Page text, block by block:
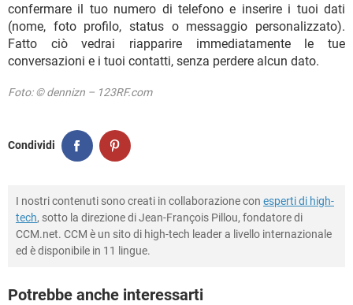
confermare il tuo numero di telefono e inserire i tuoi dati
(nome, foto profilo, status o messaggio personalizzato).
Fatto ciò vedrai riapparire immediatamente le tue
conversazioni e i tuoi contatti, senza perdere alcun dato.
Foto: © dennizn – 123RF.com
Condividi
I nostri contenuti sono creati in collaborazione con esperti di high-
tech, sotto la direzione di Jean-François Pillou, fondatore di
CCM.net. CCM è un sito di high-tech leader a livello internazionale
ed è disponibile in 11 lingue.
Potrebbe anche interessarti